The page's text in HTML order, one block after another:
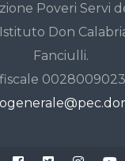
Poveri Servi
Don
Fanciulli.